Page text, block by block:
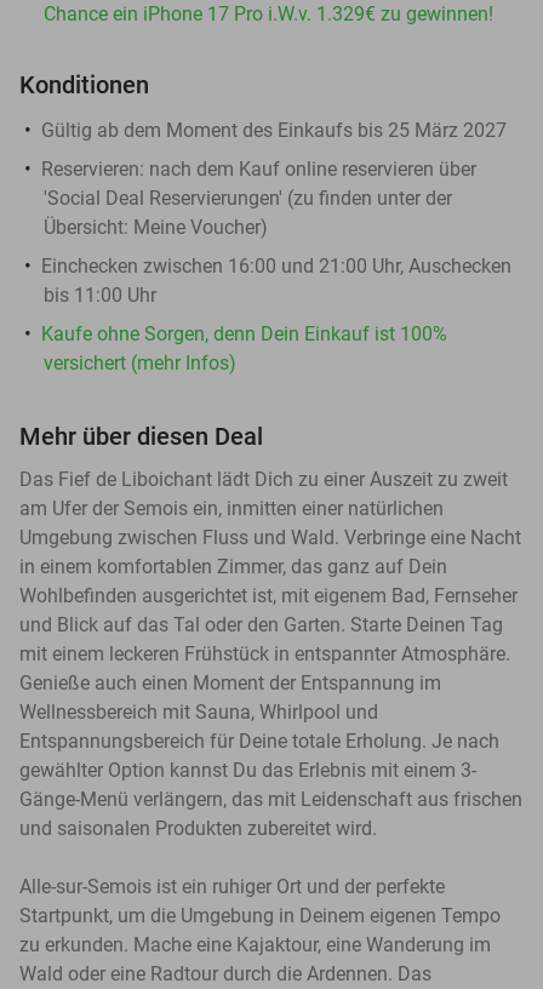
Chance ein iPhone 17 Pro i.W.v. 1.329€ zu gewinnen!
Konditionen
Gültig ab dem Moment des Einkaufs bis 25 März 2027
Reservieren: nach dem Kauf online reservieren über
'Social Deal Reservierungen' (zu finden unter der
Übersicht: Meine Voucher)
Einchecken zwischen 16:00 und 21:00 Uhr, Auschecken
bis 11:00 Uhr
Kaufe ohne Sorgen, denn Dein Einkauf ist 100%
versichert (mehr Infos)
Mehr über diesen Deal
Das Fief de Liboichant lädt Dich zu einer Auszeit zu zweit
am Ufer der Semois ein, inmitten einer natürlichen
Umgebung zwischen Fluss und Wald. Verbringe eine Nacht
in einem komfortablen Zimmer, das ganz auf Dein
Wohlbefinden ausgerichtet ist, mit eigenem Bad, Fernseher
und Blick auf das Tal oder den Garten. Starte Deinen Tag
mit einem leckeren Frühstück in entspannter Atmosphäre.
Genieße auch einen Moment der Entspannung im
Wellnessbereich mit Sauna, Whirlpool und
Entspannungsbereich für Deine totale Erholung. Je nach
gewählter Option kannst Du das Erlebnis mit einem 3-
Gänge-Menü verlängern, das mit Leidenschaft aus frischen
und saisonalen Produkten zubereitet wird.
Alle-sur-Semois ist ein ruhiger Ort und der perfekte
Startpunkt, um die Umgebung in Deinem eigenen Tempo
zu erkunden. Mache eine Kajaktour, eine Wanderung im
Wald oder eine Radtour durch die Ardennen. Das